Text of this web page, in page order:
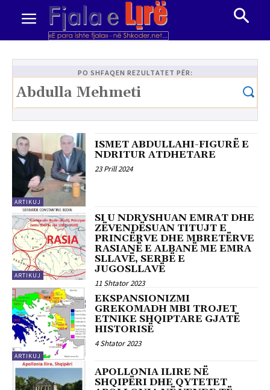
PO SHFAQEN REZULTATET PËR:
ARTIKUJ
ISMET ABDULLAHI-FIGURË E
NDRITUR ATDHETARE
23 Prill 2024
ARTIKUJ
SI U NDRYSHUAN EMRAT DHE
ZËVENDËSUAN TITUJT E
PRINCËRVE DHE MBRETËRVE
RASIANË E ALBANË ME EMRA
SLLAVË, SERBË E
JUGOSLLAVË
11 Shtator 2023
ARTIKUJ
EKSPANSIONIZMI
GREKOMADH MBI TROJET
ETNIKE SHQIPTARE GJATË
HISTORISË
4 Shtator 2023
APOLLONIA ILIRE NË
SHQIPËRI DHE QYTETET